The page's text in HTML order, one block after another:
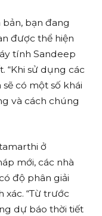
bạn đang
được thể hiện
tính Sandeep
“Khi sử dụng các
có một số khái
và cách chúng
ở
mới, các nhà
độ phân giải
“Từ trước
dự báo thời tiết